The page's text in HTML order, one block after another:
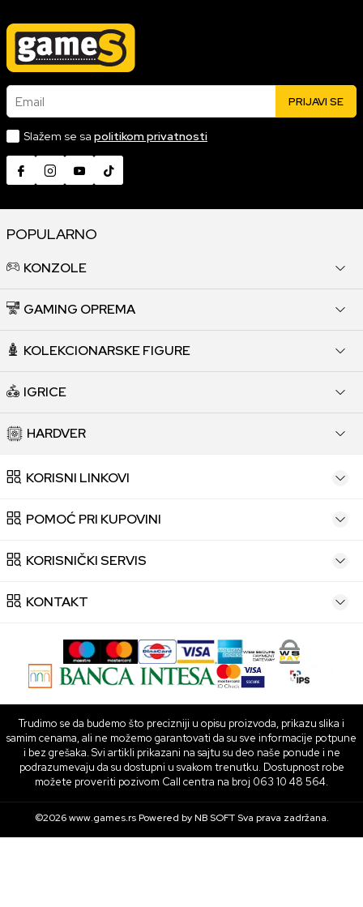
Email PRIJAVI SE
Slažem se sa politikom privatnosti
POPULARNO
KONZOLE
GAMING OPREMA
KOLEKCIONARSKE FIGURE
IGRICE
HARDVER
KORISNI LINKOVI
POMOĆ PRI KUPOVINI
KORISNIČKI SERVIS
KONTAKT
Trudimo se da budemo što precizniji u opisu proizvoda, prikazu slika i
samim cenama, ali ne možemo garantovati da su sve informacije potpune
i bez grešaka. Svi artikli prikazani na sajtu su deo naše ponude i ne
podrazumevaju da su dostupni u svakom trenutku. Dostupnost robe
možete proveriti pozivom Call centra na broj 063 10 48 564.
©2026www.games.rs Powered byNB SOFTSva prava zadržana.